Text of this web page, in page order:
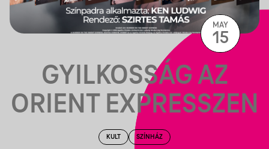
GYILKOSSÁG AZ
ORIENT EXPRESSZEN
KULT SZÍNHÁZ
MAY
15